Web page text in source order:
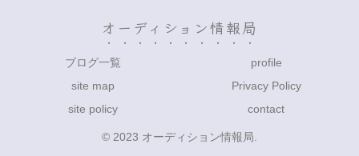
オーディション情報局
ブログ一覧
profile
site map
Privacy Policy
site policy
contact
© 2023 オーディション情報局.